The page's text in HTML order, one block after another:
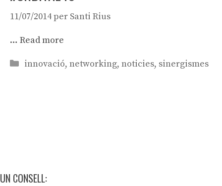
11/07/2014per Santi Rius
… Read more
Categories
innovació, networking, noticies, sinergismes
UN CONSELL: